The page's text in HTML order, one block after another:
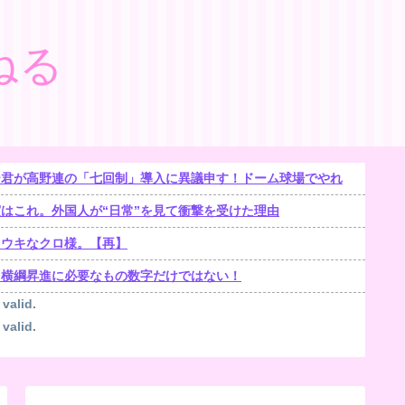
る
が高野連の「七回制」導入に異議申す！ドーム球場でやれ
これ。外国人が“日常”を見て衝撃を受けた理由
キなクロ様。【再】
綱昇進に必要なもの数字だけではない！
valid.
valid.